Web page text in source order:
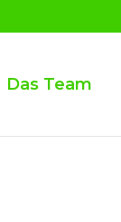
Das Team